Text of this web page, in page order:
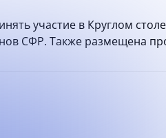
участие в Круглом
СФР. Также размещена